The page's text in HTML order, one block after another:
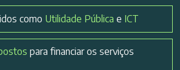
como Utilidade Pública e ICT
para financiar os serviços